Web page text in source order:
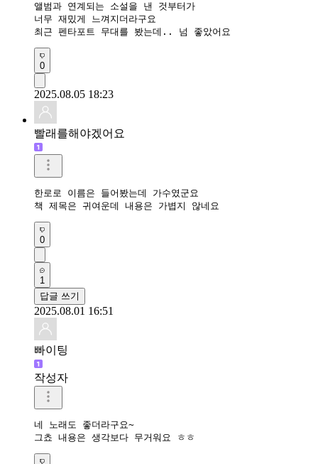
앨범과 연계되는 소설을 낸 것부터가
너무 재밌게 느껴지더라구요
최근 펜타포트 무대를 봤는데.. 넘 좋았어요
0
2025.08.05 18:23
빨래를해야겠어요
한로로 이름은 들어봤는데 가수였군요
책 제목은 귀여운데 내용은 가볍지 않네요
0
1
답글 쓰기
2025.08.01 16:51
빠이팅
작성자
네 노래도 좋더라구요~
그쵸 내용은 생각보다 무거워요 ㅎㅎ